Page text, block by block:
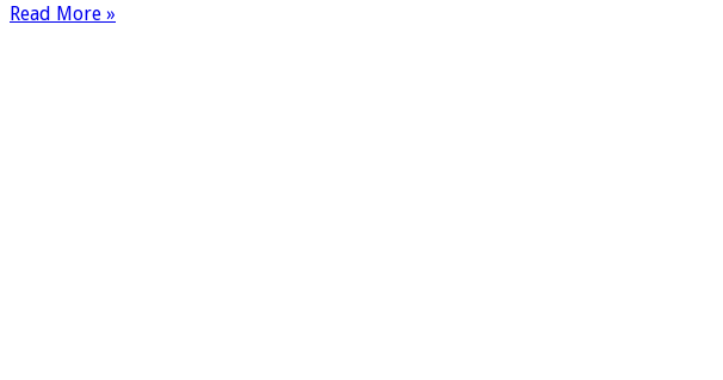
Read More »